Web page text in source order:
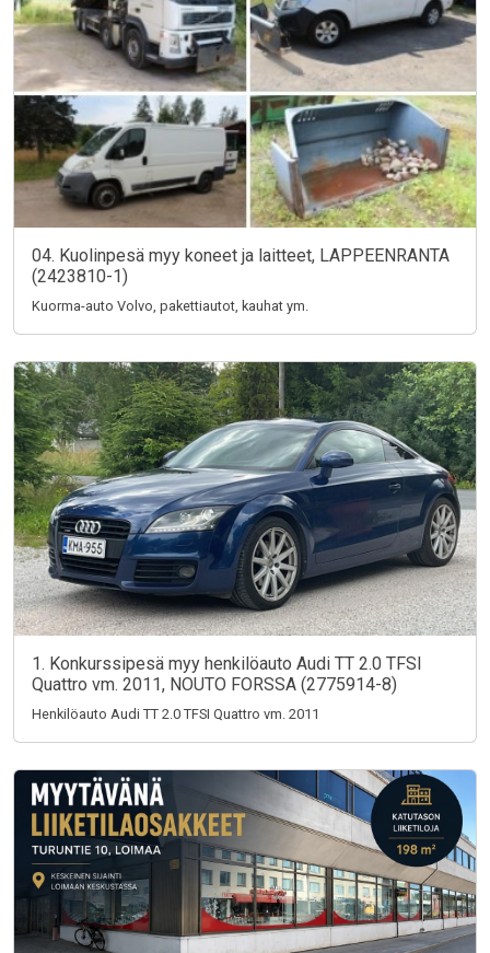
04. Kuolinpesä myy koneet ja laitteet, LAPPEENRANTA
(2423810-1)
Kuorma-auto Volvo, pakettiautot, kauhat ym.
1. Konkurssipesä myy henkilöauto Audi TT 2.0 TFSI
Quattro vm. 2011, NOUTO FORSSA (2775914-8)
Henkilöauto Audi TT 2.0 TFSI Quattro vm. 2011